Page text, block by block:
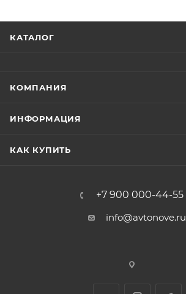
КАТАЛОГ
КОМПАНИЯ
ИНФОРМАЦИЯ
КАК КУПИТЬ
+7 900 000-44-55
info@avtonove.ru